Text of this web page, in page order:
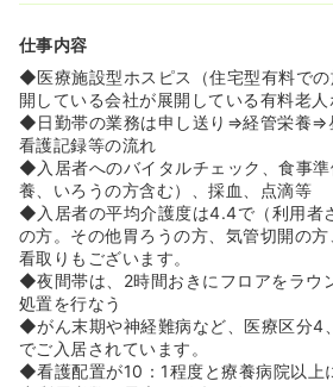
◆呼吸器の管理等対応されていない
明していただけるのでご安心ください♪
◆OJTの方がついていただきマンツー
だける環境です。
≪介護施設の中で珍しい、人員体制が
◆看護配置が10：1程度と他介護施設
厚い人員配置です。夜間帯も2～3名
提携の往診医の方へ連絡し対応方法
のでご安心ください。
≪社会的貢献度の高いお仕事です！≫
◆高齢化が進む現代において、介護施
たが、医療依存度によって入居制限
す。そんな医療依存度の高い方も受け
供しています。今後更にニーズが高
仕事内容
◆医療施設型ホスピス（住宅型有料で
開している会社が展開している有料老
◆日勤帯の業務は申し送り⇒経管栄養
看護記録等の流れ
◆入居者へのバイタルチェック、食事
養、いろうの方含む）、採血、点滴等
◆入居者の平均介護度は4.4で（利用者
の方。その他胃ろうの方、気管切開の方
看取りもございます。
◆夜間帯は、2時間おきにフロアをラウ
処置を行なう
◆がん末期や神経難病など、医療区分4
でご入居されています。
◆看護配置が10：1程度と療養病院以上